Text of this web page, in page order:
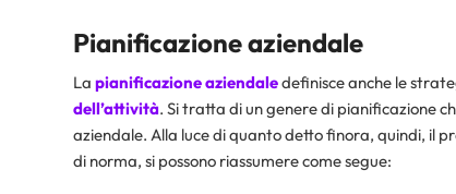
Pianificazione aziendale
La pianificazioneaziendaledefinisce anche le
dell’attività. Si tratta di un genere di pianificazione
aziendale. Alla luce di quanto detto finora, quindi, il
di norma, si possono riassumere come segue: